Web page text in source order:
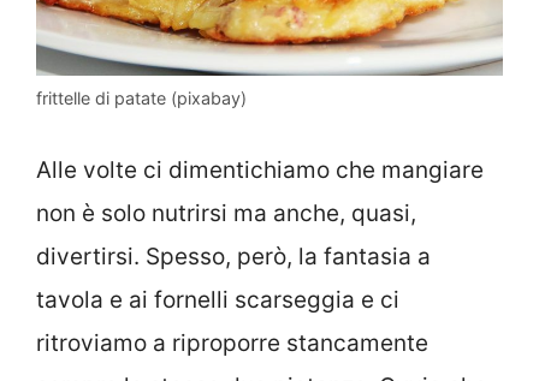
frittelle di patate (pixabay)
Alle volte ci dimentichiamo che mangiare
non è solo nutrirsi ma anche, quasi,
divertirsi. Spesso, però, la fantasia a
tavola e ai fornelli scarseggia e ci
ritroviamo a riproporre stancamente